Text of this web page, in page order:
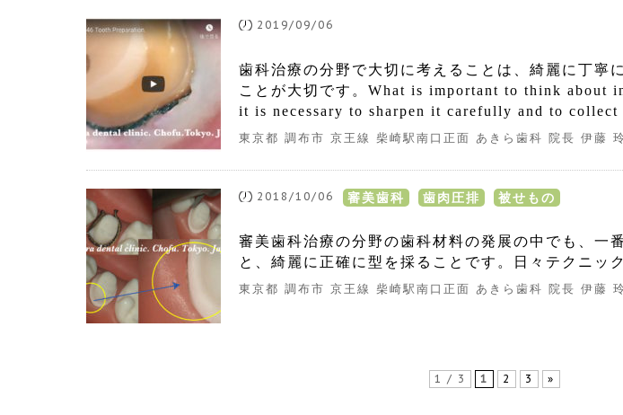
2019/09/06
歯科治療の分野で大切に考えることは、綺麗に丁寧
ことが大切です。What is important to think about
it is necessary to sharpen it carefully and to collect
東京都 調布市 京王線 柴崎駅南口正面 あきら歯科 院長 伊藤
2018/10/06 審美歯科 歯肉圧排 被せもの
審美歯科治療の分野の歯科材料の発展の中でも、一
と、綺麗に正確に型を採ることです。日々テクニッ
東京都 調布市 京王線 柴崎駅南口正面 あきら歯科 院長 伊藤
1 / 3 1 2 3 »